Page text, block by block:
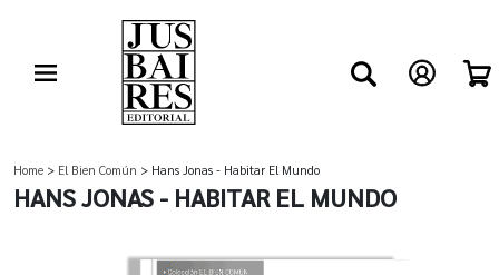
Home > El Bien Común > Hans Jonas - Habitar El Mundo
HANS JONAS - HABITAR EL MUNDO